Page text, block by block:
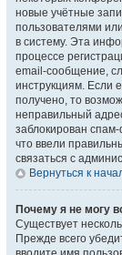
новые учётные
пользователями
в систему. Эта
процессе
email-сообщение,
инструкциям. Если
получено, то
неправильный
заблокирован
что ввели
связаться с
Вернуться к
Почему я не могу
Существует
Прежде всего